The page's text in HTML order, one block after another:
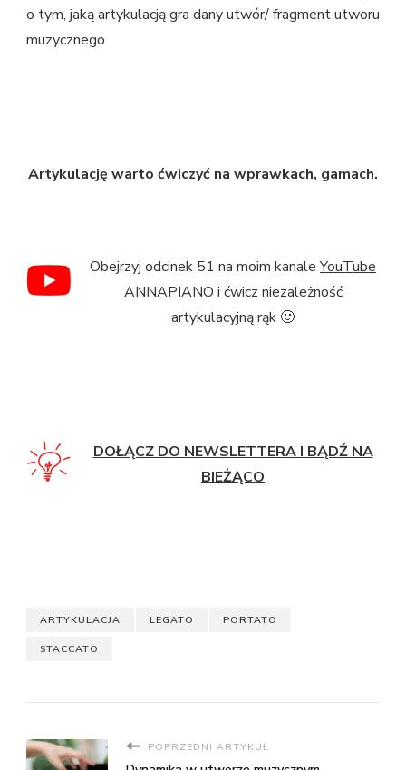
o tym, jaką artykulacją gra dany utwór/ fragment utworu
muzycznego.
Artykulację warto ćwiczyć na wprawkach, gamach.
Obejrzyj odcinek 51 na moim kanaleYouTube
ANNAPIANO i ćwicz niezależność
artykulacyjną rąk 🙂
DOŁĄCZ DO NEWSLETTERA I BĄDŹ NA
BIEŻĄCO
ARTYKULACJA LEGATO PORTATO
STACCATO
POPRZEDNI ARTYKUŁ